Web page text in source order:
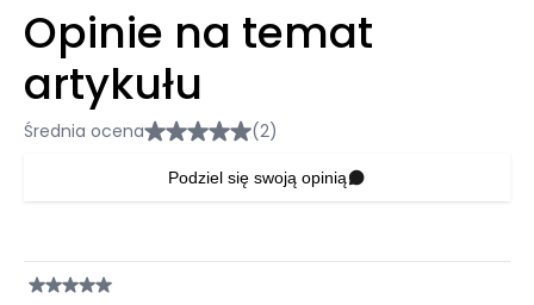
Opinie na temat
artykułu
Średnia ocena (2)
Podziel się swoją opinią